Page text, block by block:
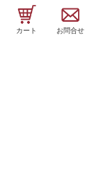
カート お問合せ